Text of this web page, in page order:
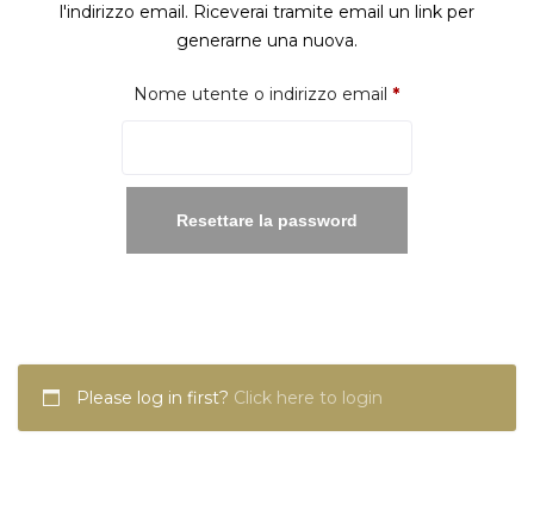
l'indirizzo email. Riceverai tramite email un link per
generarne una nuova.
Nome utente o indirizzo email *Richiesto
Resettare la password
Please log in first? Click here to login